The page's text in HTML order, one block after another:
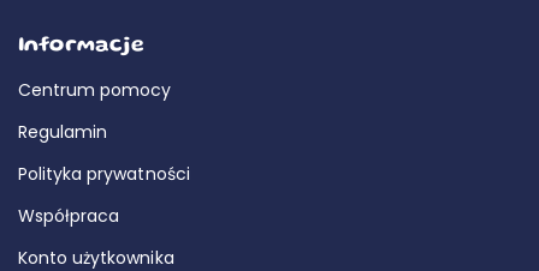
Informacje
Centrum pomocy
Regulamin
Polityka prywatności
Współpraca
Konto użytkownika